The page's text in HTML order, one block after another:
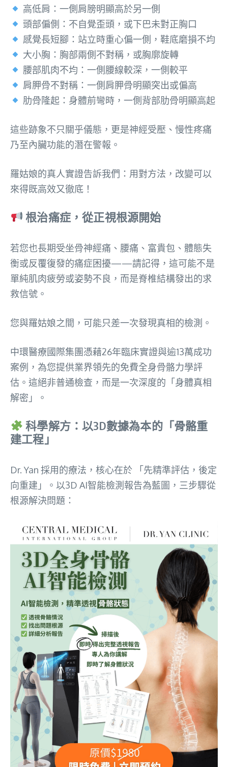
高低肩：一側肩膀明顯高於另一側
頭部偏側：不自覺歪頭，或下巴未對正胸口
感覺長短腳：站立時重心偏一側，鞋底磨損不均
大小胸：胸部兩側不對稱，或胸廓旋轉
腰部肌肉不均：一側腰線較深，一側較平
肩胛骨不對稱：一側肩胛骨明顯突出或偏高
肋骨隆起：身體前彎時，一側背部肋骨明顯高起
這些跡象不只關乎儀態，更是神經受壓、慢性疼痛
乃至內臟功能的潛在警報。
羅姑娘的真人實證告訴我們：用對方法，改變可以
來得既高效又徹底！
根治痛症，從正視根源開始
若您也長期受坐骨神經痛、腰痛、富貴包、體態失
衡或反覆復發的痛症困擾——請記得，這可能不是
單純肌肉疲勞或姿勢不良，而是脊椎結構發出的求
救信號。
您與羅姑娘之間，可能只差一次發現真相的檢測。
中環醫療國際集團憑藉26年臨床實證與逾13萬成功
案例，為您提供業界領先的免費全身骨骼力學評
估。這絕非普通檢查，而是一次深度的「身體真相
解密」。
科學解方：以3D數據為本的「骨骼重
建工程」
Dr. Yan 採用的療法，核心在於 「先精準評估，後定
向重建」。以3D AI智能檢測報告為藍圖，三步驟從
根源解決問題：